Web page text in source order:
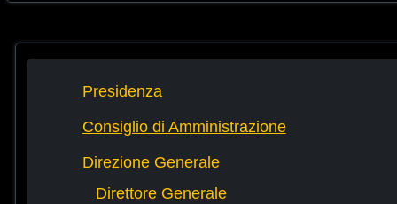
Presidenza
Consiglio di Amministrazione
Direzione Generale
Direttore Generale